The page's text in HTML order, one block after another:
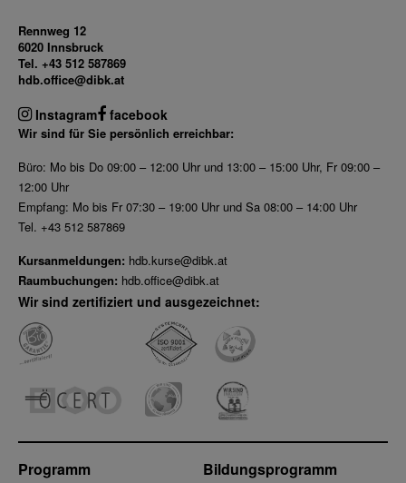
Rennweg 12
6020 Innsbruck
Tel. +43 512 587869
hdb.office@dibk.at
Instagram facebook
Wir sind für Sie persönlich erreichbar:
Büro: Mo bis Do 09:00 – 12:00 Uhr und 13:00 – 15:00 Uhr, Fr 09:00 –
12:00 Uhr
Empfang: Mo bis Fr 07:30 – 19:00 Uhr und Sa 08:00 – 14:00 Uhr
Tel. +43 512 587869
Kursanmeldungen: hdb.kurse@dibk.at
Raumbuchungen: hdb.office@dibk.at
Wir sind zertifiziert und ausgezeichnet:
Programm Bildungsprogramm